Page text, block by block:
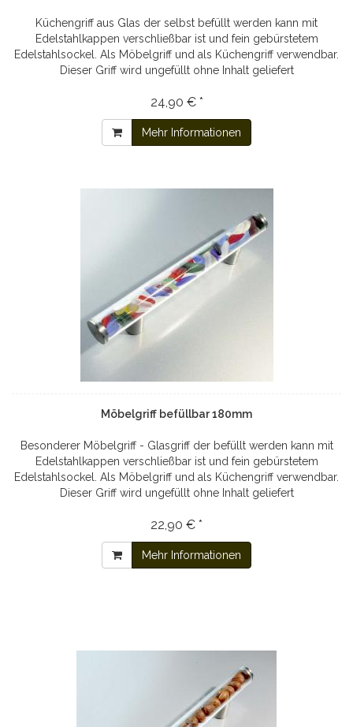
Küchengriff aus Glas der selbst befüllt werden kann mit
Edelstahlkappen verschließbar ist und fein gebürstetem
Edelstahlsockel. Als Möbelgriff und als Küchengriff verwendbar.
Dieser Griff wird ungefüllt ohne Inhalt geliefert
24,90 € *
Mehr Informationen
Möbelgriff befüllbar 180mm
Besonderer Möbelgriff - Glasgriff der befüllt werden kann mit
Edelstahlkappen verschließbar ist und fein gebürstetem
Edelstahlsockel. Als Möbelgriff und als Küchengriff verwendbar.
Dieser Griff wird ungefüllt ohne Inhalt geliefert
22,90 € *
Mehr Informationen